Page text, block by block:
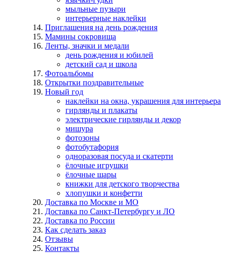
мыльные пузыри
интерьерные наклейки
Приглашения на день рождения
Мамины сокровища
Ленты, значки и медали
день рождения и юбилей
детский сад и школа
Фотоальбомы
Открытки поздравительные
Новый год
наклейки на окна, украшения для интерьера
гирлянды и плакаты
электрические гирлянды и декор
мишура
фотозоны
фотобутафория
одноразовая посуда и скатерти
ёлочные игрушки
ёлочные шары
книжки для детского творчества
хлопушки и конфетти
Доставка по Москве и МО
Доставка по Санкт-Петербургу и ЛО
Доставка по России
Как сделать заказ
Отзывы
Контакты